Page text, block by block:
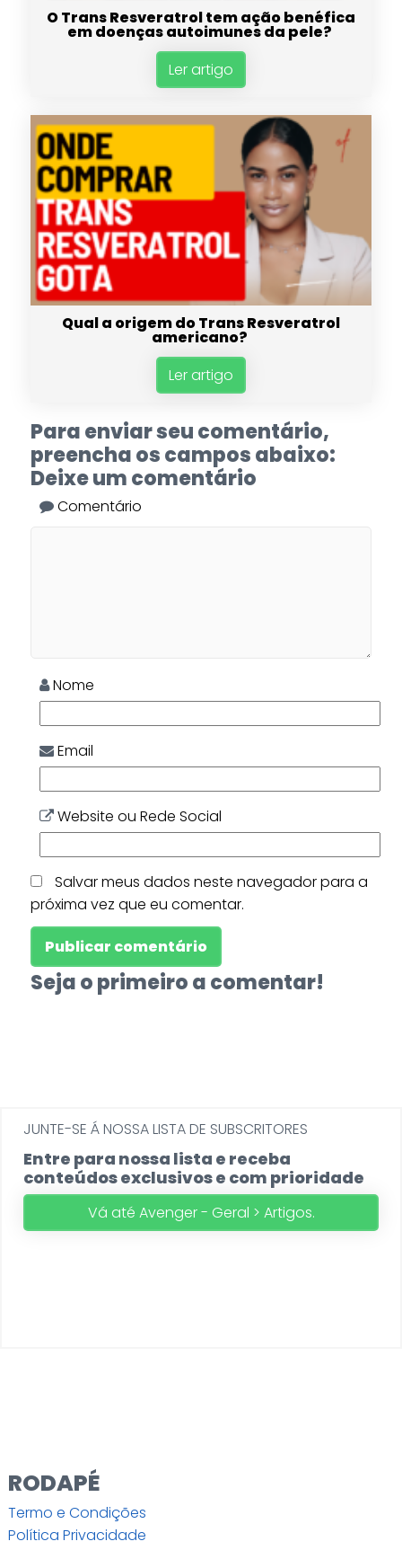
O Trans Resveratrol tem ação benéfica
em doenças autoimunes da pele?
Ler artigo
Qual a origem do Trans Resveratrol
americano?
Ler artigo
Para enviar seu comentário,
preencha os campos abaixo:
Deixe um comentário
Comentário
Nome
Email
Website ou Rede Social
Salvar meus dados neste navegador para a
próxima vez que eu comentar.
Seja o primeiro a comentar!
JUNTE-SE Á NOSSA LISTA DE SUBSCRITORES
Entre para nossa lista e receba
conteúdos exclusivos e com prioridade
Vá até Avenger - Geral > Artigos.
RODAPÉ
Termo e Condições
Política Privacidade